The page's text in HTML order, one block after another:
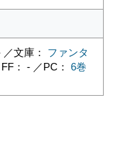
文庫： ファンタ
FF： - ／PC： 6巻